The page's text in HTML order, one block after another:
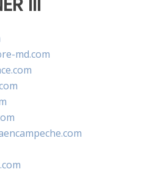
md.com